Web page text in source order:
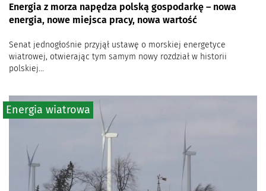
Energia z morza napędza polską gospodarkę – nowa
energia, nowe miejsca pracy, nowa wartość
Senat jednogłośnie przyjął ustawę o morskiej energetyce
wiatrowej, otwierając tym samym nowy rozdział w historii
polskiej...
Energia wiatrowa